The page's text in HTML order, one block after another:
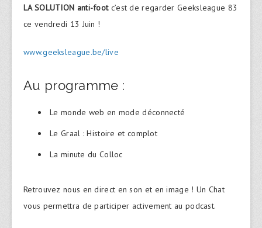
LA SOLUTION anti-footc’est de regarder Geeksleague 83
ce vendredi 13 Juin !
www.geeksleague.be/live
Au programme :
Le monde web en mode déconnecté
Le Graal : Histoire et complot
La minute du Colloc
Retrouvez nous en direct en son et en image ! Un Chat
vous permettra de participer activement au podcast.